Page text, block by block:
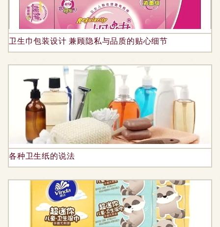
卫生巾包装设计 兼顾隐私与品质的贴心细节
各种卫生纸的说法